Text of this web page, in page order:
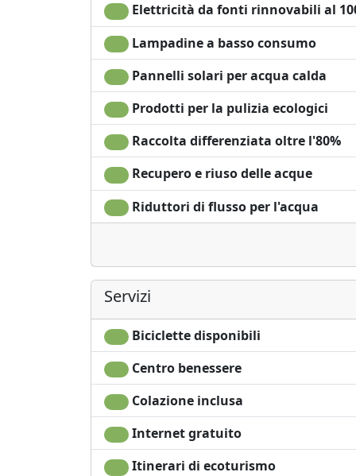
Elettricità da fonti rinnovabili al
Lampadine a basso consumo
Pannelli solari per acqua calda
Prodotti per la pulizia ecologici
Raccolta differenziata oltre l'80%
Recupero e riuso delle acque
Riduttori di flusso per l'acqua
Servizi
Biciclette disponibili
Centro benessere
Colazione inclusa
Internet gratuito
Itinerari di ecoturismo